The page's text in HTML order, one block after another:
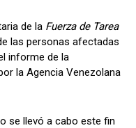
de la Fuerza de Tarea
las personas afectadas
informe de la
la Agencia Venezolana
se llevó a cabo este fin